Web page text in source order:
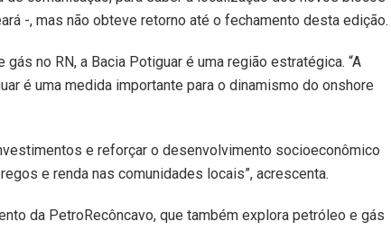
-, mas não obteve retorno até o fechamento desta edição.
no RN, a Bacia Potiguar é uma região estratégica. “A
é uma medida importante para o dinamismo do onshore
e reforçar o desenvolvimento socioeconômico
e renda nas comunidades locais”, acrescenta.
da PetroRecôncavo, que também explora petróleo e gás